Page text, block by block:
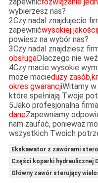
wybierzesz nas?
2Czy nadal znajdujecie
zapewnićwysokiej jakości
powiesz na wybór nas?
3Czy nadal znajdziesz
obsługaDlaczego nie
4Czy macie wysokie
może macieduży zasób,
okres gwarancjiWitamy
które spełniają Twoje
5Jako profesjonalna
daneZapewniamy
nam zaufać, ponieważ
wszystkich Twoich
Ekskawator z zawórami
Części koparki hydraulicznej
Główny zawór sterujący